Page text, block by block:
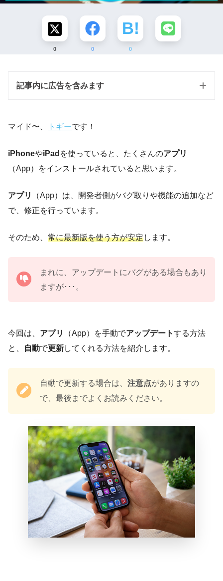
0 0 0
記事内に広告を含みます
マイド〜、 トギーです！
iPhoneやiPad を使っていると、たくさんのアプリ
（App）をインストールされていると思います。
アプリ
（App）は、開発者側がバグ取りや機能の追加など
で、修正を行っています。
そのため、 常に最新版を使う方が安定します。
まれに、アップデートにバグがある場合もあり
ますが･･･。
今回は、 アプリ （App）を手動でアップデートする方法
と、
自動で更新してくれる方法を紹介します。
自動で更新する場合は、 注意点がありますの
で、最後までよくお読みください。